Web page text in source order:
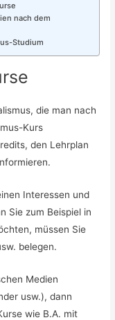
nach dem
Studium
die man nach
Kurs
den Lehrplan
Interessen und
Sie zum Beispiel in
müssen Sie
belegen.
Medien
usw.), dann
wie B.A. mit